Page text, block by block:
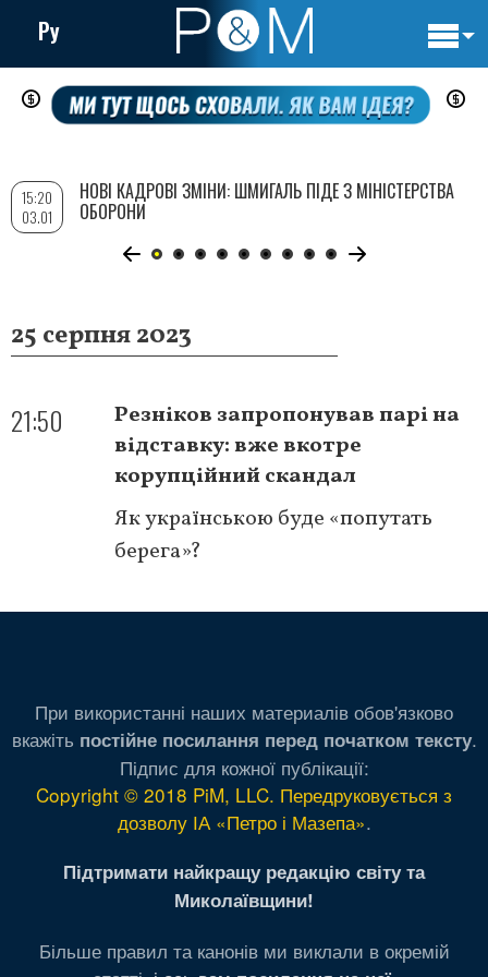
Перейти
до
вмісту
Ру
25 серпня 2023
21:50
Резніков запропонував парі на
відставку: вже вкотре
корупційний скандал
Як українською буде «попутать
берега»?
15:20
03.01
НОВІ КАДРОВІ ЗМІНИ: ШМИГАЛЬ ПІДЕ З МІНІСТЕРСТВА
ОБОРОНИ
При використанні наших материалів обов'язково
вкажіть постійне посилання перед початком тексту.
Підпис для кожної публікації:
Copyright © 2018 PiM, LLC. Передруковується з
дозволу ІА «Петро і Мазепа».
Підтримати найкращу редакцію світу та
Миколаївщини!
Більше правил та канонів ми виклали в окремій